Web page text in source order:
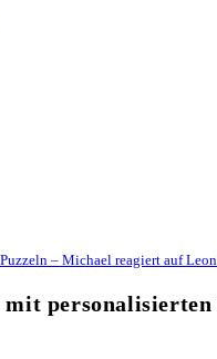
– Michael reagiert auf